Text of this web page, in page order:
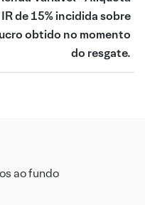
de 15% incidida sobre
obtido no momento
do resgate.
ao fundo